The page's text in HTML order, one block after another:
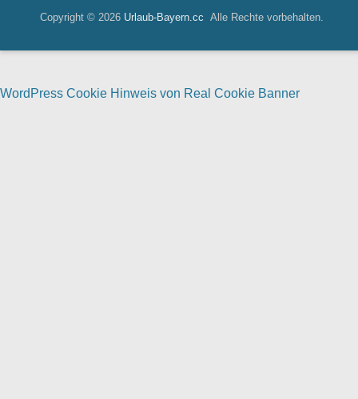
Copyright © 2026 Urlaub-Bayern.cc Alle Rechte vorbehalten.
WordPress Cookie Hinweis von Real Cookie Banner